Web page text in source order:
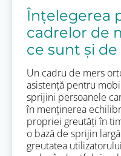
Înțelegerea
cadrelor de
ce sunt și
Un cadru de mers
asistență pentru
sprijini persoanele
în menținerea
propriei greutăți în
o bază de sprijin
greutatea